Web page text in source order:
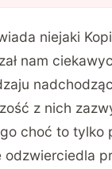
niejaki
nam
z nich
choć to tylko
odzwierciedla